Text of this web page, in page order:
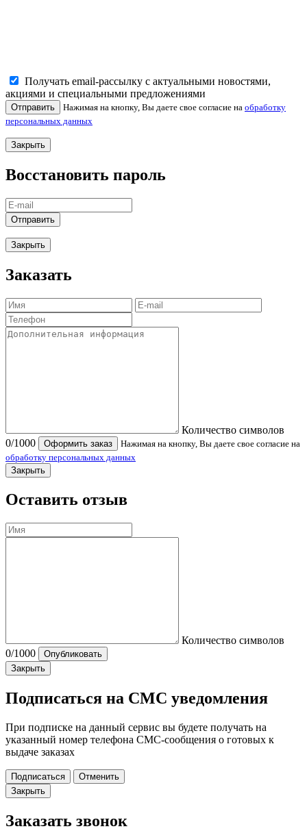
Получать email-рассылку с актуальными новостями,
акциями и специальными предложениями
Отправить Нажимая на кнопку, Вы даете свое согласие на обработку
персональных данных
Закрыть
Восстановить пароль
Отправить
Закрыть
Заказать
Количество символов
0/1000 Оформить заказ
Нажимая на кнопку, Вы даете свое согласие на
обработку персональных данных
Закрыть
Оставить отзыв
Количество символов
0/1000
Опубликовать
Закрыть
Подписаться на СМС уведомления
При подписке на данный сервис вы будете получать на
указанный номер телефона СМС-сообщения о готовых к
выдаче заказах
Подписаться
Отменить
Закрыть
Заказать звонок